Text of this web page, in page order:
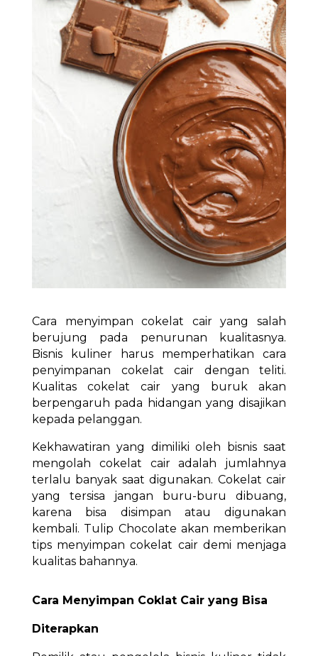
Cara menyimpan cokelat cair yang salah
berujung pada penurunan kualitasnya.
Bisnis kuliner harus memperhatikan cara
penyimpanan cokelat cair dengan teliti.
Kualitas cokelat cair yang buruk akan
berpengaruh pada hidangan yang disajikan
kepada pelanggan.
Kekhawatiran yang dimiliki oleh bisnis saat
mengolah cokelat cair adalah jumlahnya
terlalu banyak saat digunakan. Cokelat cair
yang tersisa jangan buru-buru dibuang,
karena bisa disimpan atau digunakan
kembali. Tulip Chocolate akan memberikan
tips menyimpan cokelat cair demi menjaga
kualitas bahannya.
Cara Menyimpan Coklat Cair yang Bisa
Diterapkan